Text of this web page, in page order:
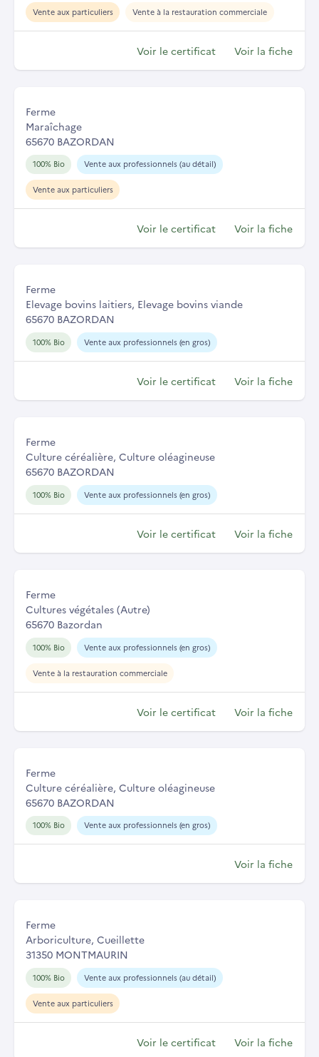
Vente aux particuliers Vente à la restauration commerciale
Voir le certificat Voir la fiche
Ferme
Maraîchage
65670 BAZORDAN
100% Bio Vente aux professionnels (au détail)
Vente aux particuliers
Voir le certificat Voir la fiche
Ferme
Elevage bovins laitiers, Elevage bovins viande
65670 BAZORDAN
100% Bio Vente aux professionnels (en gros)
Voir le certificat Voir la fiche
Ferme
Culture céréalière, Culture oléagineuse
65670 BAZORDAN
100% Bio Vente aux professionnels (en gros)
Voir le certificat Voir la fiche
Ferme
Cultures végétales (Autre)
65670 Bazordan
100% Bio Vente aux professionnels (en gros)
Vente à la restauration commerciale
Voir le certificat Voir la fiche
Ferme
Culture céréalière, Culture oléagineuse
65670 BAZORDAN
100% Bio Vente aux professionnels (en gros)
Voir la fiche
Ferme
Arboriculture, Cueillette
31350 MONTMAURIN
100% Bio Vente aux professionnels (au détail)
Vente aux particuliers
Voir le certificat Voir la fiche